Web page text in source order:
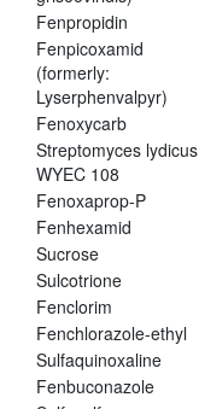
Fenpropidin
Fenpicoxamid
(formerly:
Lyserphenvalpyr)
Fenoxycarb
Streptomyces lydicus
WYEC 108
Fenoxaprop-P
Fenhexamid
Sucrose
Sulcotrione
Fenclorim
Fenchlorazole-ethyl
Sulfaquinoxaline
Fenbuconazole